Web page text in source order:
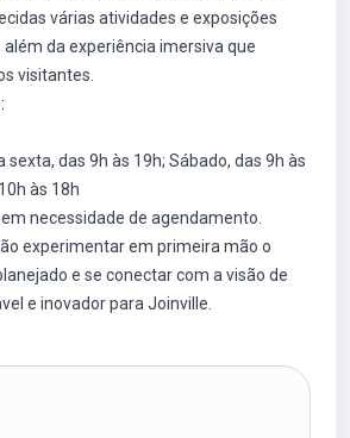
várias atividades e exposições
da experiência imersiva que
visitantes.
sexta, das 9h às 19h; Sábado, das 9h às
às 18h
necessidade de agendamento.
experimentar em primeira mão o
e se conectar com a visão de
e inovador para Joinville.